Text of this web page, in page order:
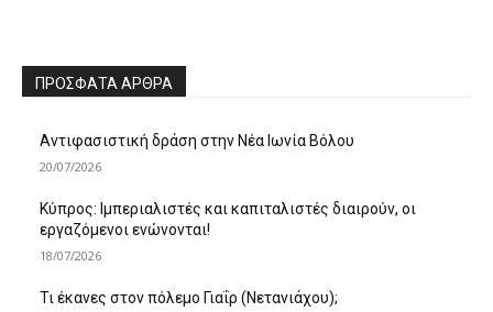
ΠΡΌΣΦΑΤΑ ΆΡΘΡΑ
Αντιφασιστική δράση στην Νέα Ιωνία Βόλου
20/07/2026
Κύπρος: Ιμπεριαλιστές και καπιταλιστές διαιρούν, οι
εργαζόμενοι ενώνονται!
18/07/2026
Τι έκανες στον πόλεμο Γιαΐρ (Νετανιάχου);